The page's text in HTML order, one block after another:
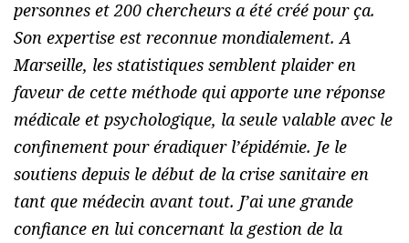
personnes et 200 chercheurs a été créé pour ça.
Son expertise est reconnue mondialement. A
Marseille, les statistiques semblent plaider en
faveur de cette méthode qui apporte une réponse
médicale et psychologique, la seule valable avec le
confinement pour éradiquer l’épidémie. Je le
soutiens depuis le début de la crise sanitaire en
tant que médecin avant tout. J’ai une grande
confiance en lui concernant la gestion de la